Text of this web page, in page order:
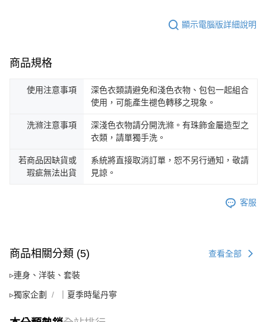
顯示電腦版詳細說明
商品規格
使用注意事項
深色衣類請避免和淺色衣物、包包一起組合
使用，可能產生褪色轉移之現象。
洗滌注意事項
深淺色衣物請分開洗滌。有珠飾金屬造型之
衣類，請單獨手洗。
若商品因缺貨或
瑕疵無法出貨
系統將直接取消訂單，恕不另行通知，敬請
見諒。
客服
商品相關分類 (5) 查看全部
▹連身、洋裝、套裝
▹獨家企劃 ｜夏季時髦丹寧